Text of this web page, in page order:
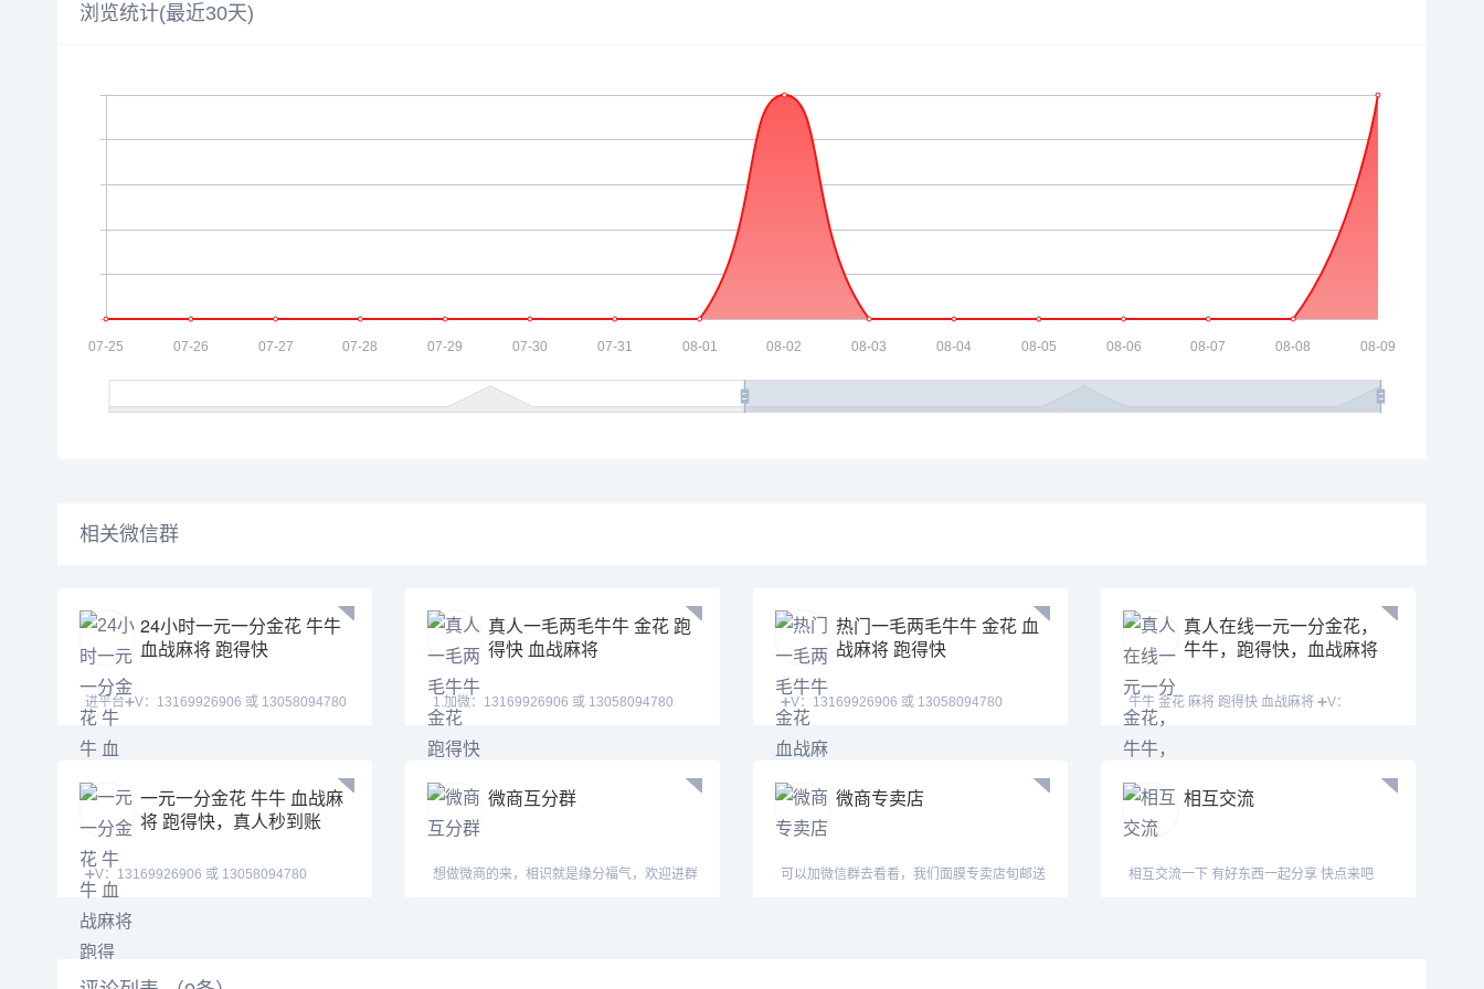
浏览统计(最近30天)
相关微信群
24小时一元一分金花 牛牛
血战麻将 跑得快
进平台➕V：13169926906 或 13058094780
QQ:31226176
真人一毛两毛牛牛 金花 跑
得快 血战麻将
1.加微：13169926906 或 13058094780
QQ:3122617673
热门一毛两毛牛牛 金花 血
战麻将 跑得快
➕V：13169926906 或 13058094780
QQ:3122617673 金
真人在线一元一分金花，
牛牛，跑得快，血战麻将
牛牛 金花 麻将 跑得快 血战麻将 ➕V：
一元一分金花 牛牛 血战麻
将 跑得快，真人秒到账
➕V：13169926906 或 13058094780
QQ:3122617673 玩
微商互分群
想做微商的来，相识就是缘分福气，欢迎进群
微商专卖店
可以加微信群去看看，我们面膜专卖店旬邮送
相互交流
相互交流一下 有好东西一起分享 快点来吧